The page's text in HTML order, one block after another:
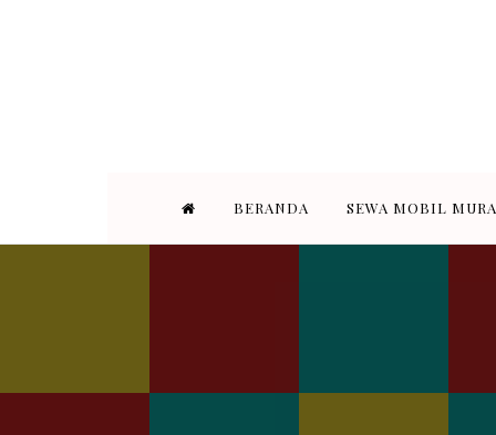
BERANDA SEWA MOBIL